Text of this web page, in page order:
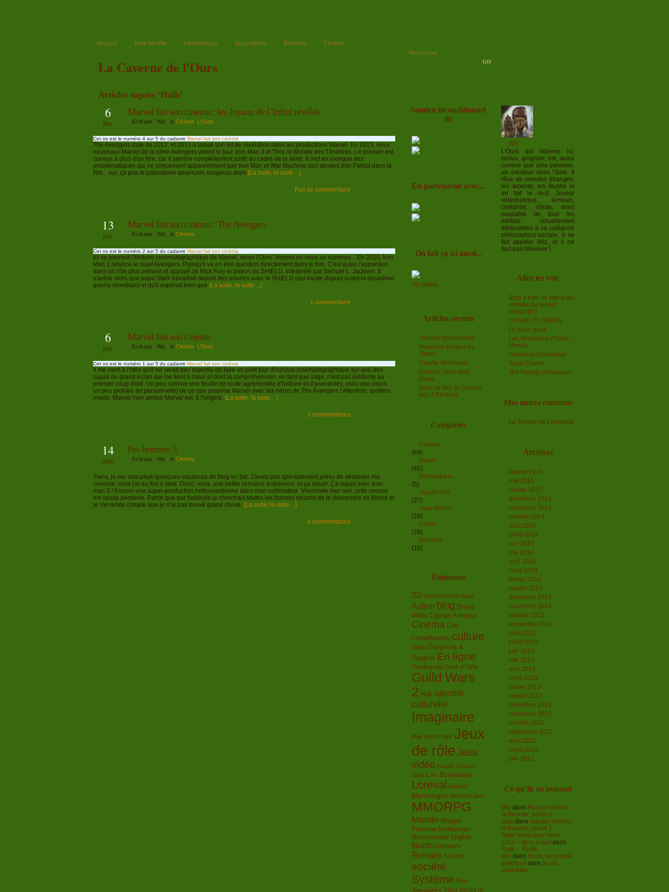
Accueil Jeux de rôle Informatique Jeux vidéos Romans Cinéma
La Caverne de l'Ours
Rechercher
Articles tagués ‘Hulk’
6
fév
Marvel fait son cinéma : les Joyaux de l’Infini révélés.
Ecrit par : Wiz in Cinéma L'Ours
Cet os est le numéro 4 sur 5 du cadavre Marvel fait son cinéma
The Avengers date de 2012, et 2013 a laissé son lot de révélation dans les productions Marvel. En 2013, deux
nouveaux Marvel de la série Avengers voient le jour. Iron Man 3 et Thor, le Monde des Ténèbres. Le premier est
curieux à plus d'un titre, car il semble complètement sortir du cadre de la série. Il met en exergue des
problématiques qui ne concernent apparemment que Iron Man et War Machine (qui devient Iron Patriot dans le
film... oui, ça pue le patriotisme américain sirupeux) alors [La suite, la suite ...]
Pas de commentaire
13
jan
Marvel fait son cinéma : The Avengers
Ecrit par : Wiz in Cinéma
Cet os est le numéro 2 sur 5 du cadavre Marvel fait son cinéma
Ici se poursuit l'histoire cinématographique de Marvel, selon l'Ours. Voyons où nous en sommes... En 2010, Iron
Man 2 relance le sujet Avengers. Puisqu'il va en être question directement dans le film. C'est aussi l'apparition
dans un rôle plus présent et appuyé de Nick Fury le patron du SHIELD, interprété par Samuel L. Jackson. Il
s'avère alors que papa Stark travaillait depuis des années avec le SHIELD (qui existe depuis avant la deuxième
guerre mondiale) et qu'il espérait bien que [La suite, la suite ...]
1 commentaire
6
jan
Marvel fait son cinéma
Ecrit par : Wiz in Cinéma L'Ours
Cet os est le numéro 1 sur 5 du cadavre Marvel fait son cinéma
Il me vient à l'idée qu'il ne serait pas superflu de faire un petit tour d'horizon cinématographique sur une des
sagas du grand écran qui me tient à cœur et dont la compréhension, en tant que saga, n'est pas évidente au
premier coup d'œil. Un peu comme une feuille de route agrémentée d'histoire et d'anecdotes, voici une vision
un peu globale (et personnelle) de ce que propose Marvel avec les héros de The Avengers ! Attention, spoilers
inside. Marvel mon amour Marvel est, à l'origine, [La suite, la suite ...]
3 commentaires
14
mai
Fer-homme 3
Ecrit par : Wiz in Cinéma
Tiens, je me suis payé quelques vacances de blog en fait. J'avais pas spécialement prévu de délaisser ma
caverne, mais j'ai eu fort à faire. Donc, voilà, une petite semaine d'absence, et ça repart. Ça repart avec Iron-
man 3 ! Encore une super-production hollywoodienne dans mon collimateur Visionnée hier soir, cette oeuvre
me laisse perplexe. Parce que par habitude je cherchais toutes les bonnes raisons de le descendre en flèche et
je me rends compte que je n'ai pas trouvé grand chose. [La suite, la suite ...]
4 commentaires
Soutien inconditionnel
de
En partenariat avec...
On fait ça ici aussi...
On Flattre
Articles récents
Période d’incertitude
Autant en portent les
Geeks
Charlie Mortdecai
Exodus, Gods and
Kings
Noob le film, le Conseil
des 3 Factions
Catégories
Cinéma
(69)
Divers
(45)
Informatique
(5)
Jeu de rôle
(27)
Jeux vidéos
(28)
L'Ours
(78)
Romans
(16)
Étiquettes
3D anniversaire Apple
Auteur blog Bruce
Willis Captain America
Cinéma Cité
Crowdfunding culture
Diablo Dungeons &
Dragons En ligne
Geekopolis God of War
Guild Wars
2 Hulk Identité
culturelle
Imaginaire
iPad Iron-man Jeux
de rôleJeux
vidéo Joseph Gordon-
Levitt Les Ecrinautes
Loreval Marvel
Mensonges Michael Caine
MMORPG
Monde Morgan
Freeman Mythologie
Neverwinter Nights
Noob Omnivers
Romans Skyrim
société
Système The
AvengersThor World of
Wiz
L'Ours qui hiberne ici,
reclus, grognon, est, aussi
curieux que cela paraisse,
un créateur dans l'âme. Il
rêve de mondes étranges,
les arpente, les illustre et
en fait le récit. Joueur
vidéoludique, écrivain,
cinéphile, rôliste, donc
coupable de tous les
méfaits virtuellement
attribuables à sa catégorie
philosophico-sociale, il se
fait appeler Wiz, et il ne
faut pas l'énerver !
Allez les voir
Blog à part : le retour du
remake du reboot
reload (IV)
COSMO [†] ORBÜS
Le vieux geek
Les Seigneurs d'Outre-
Monde
Maison et Domotique
Sand Chaser
The Faculty Chronicles
Mes autres contenus
Le Temple de Lendraste
Archives
janvier 2016
mai 2015
janvier 2015
décembre 2014
novembre 2014
octobre 2014
août 2014
juillet 2014
juin 2014
mai 2014
avril 2014
mars 2014
février 2014
janvier 2014
décembre 2013
novembre 2013
octobre 2013
septembre 2013
août 2013
juillet 2013
juin 2013
mai 2013
avril 2013
mars 2013
février 2013
janvier 2013
décembre 2012
novembre 2012
octobre 2012
septembre 2012
août 2012
juillet 2012
juin 2012
Ce qu’ils en pensent
Wiz dans Hunger Games,
la Révolte, partie 1
olga dans Hunger Games,
la Révolte, partie 1
Flattr: bilan pour mars
2013 – Blog à part dans
Flattr… Flatté.
Wiz dans Noob, sous-total
darklinux dans Noob,
sous-total